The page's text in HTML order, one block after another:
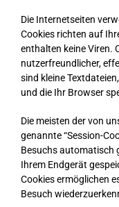
Die Internetseiten
Cookies richten auf
enthalten keine Viren.
nutzerfreundlicher,
sind kleine
und die Ihr Browser
Die meisten der von
genannte “Session-
Besuchs automatisch
Ihrem Endgerät
Cookies ermöglichen
Besuch